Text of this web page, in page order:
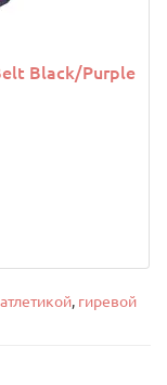
Black/Purple
, гиревой